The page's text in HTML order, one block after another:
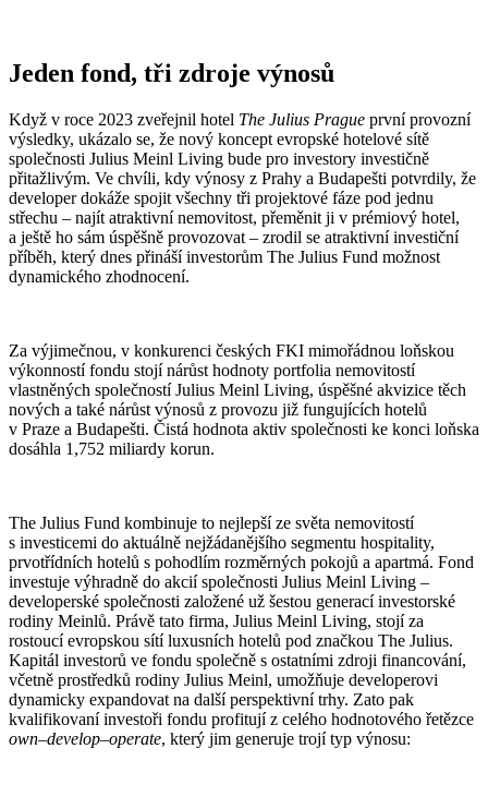
Jeden fond, tři zdroje výnosů
Když v roce 2023 zveřejnil hotel The Julius Prague první provozní
výsledky, ukázalo se, že nový koncept evropské hotelové sítě
společnosti Julius Meinl Living bude pro investory investičně
přitažlivým. Ve chvíli, kdy výnosy z Prahy a Budapešti potvrdily, že
developer dokáže spojit všechny tři projektové fáze pod jednu
střechu – najít atraktivní nemovitost, přeměnit ji v prémiový hotel,
a ještě ho sám úspěšně provozovat – zrodil se atraktivní investiční
příběh, který dnes přináší investorům The Julius Fund možnost
dynamického zhodnocení.
Za výjimečnou, v konkurenci českých FKI mimořádnou loňskou
výkonností fondu stojí nárůst hodnoty portfolia nemovitostí
vlastněných společností Julius Meinl Living, úspěšné akvizice těch
nových a také nárůst výnosů z provozu již fungujících hotelů
v Praze a Budapešti. Čistá hodnota aktiv společnosti ke konci loňska
dosáhla 1,752 miliardy korun.
The Julius Fund kombinuje to nejlepší ze světa nemovitostí
s investicemi do aktuálně nejžádanějšího segmentu hospitality,
prvotřídních hotelů s pohodlím rozměrných pokojů a apartmá. Fond
investuje výhradně do akcií společnosti Julius Meinl Living –
developerské společnosti založené už šestou generací investorské
rodiny Meinlů. Právě tato firma, Julius Meinl Living, stojí za
rostoucí evropskou sítí luxusních hotelů pod značkou The Julius.
Kapitál investorů ve fondu společně s ostatními zdroji financování,
včetně prostředků rodiny Julius Meinl, umožňuje developerovi
dynamicky expandovat na další perspektivní trhy. Zato pak
kvalifikovaní investoři fondu profitují z celého hodnotového řetězce
own–develop–operate, který jim generuje trojí typ výnosu: